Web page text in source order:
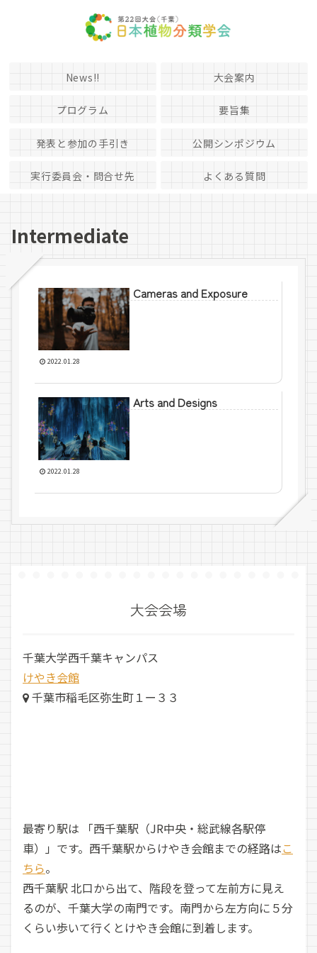
News!! 大会案内
プログラム 要旨集
発表と参加の手引き 公開シンポジウム
実行委員会・問合せ先 よくある質問
Intermediate
Cameras and Exposure
2022.01.28
Arts and Designs
2022.01.28
大会会場
千葉大学西千葉キャンパス
けやき会館
千葉市稲毛区弥生町１ー３３
最寄り駅は 「西千葉駅（JR中央・総武線各駅停
車）」です。西千葉駅からけやき会館までの経路はこ
ちら。
西千葉駅 北口から出て、階段を登って左前方に見え
るのが、千葉大学の南門です。南門から左方向に５分
くらい歩いて行くとけやき会館に到着します。